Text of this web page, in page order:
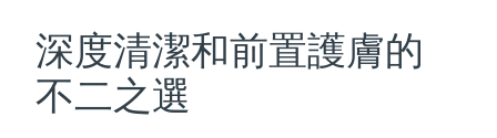
深度清潔和前置護膚的
不二之選
面部清潔
巴林 預計送達日期8/9/26